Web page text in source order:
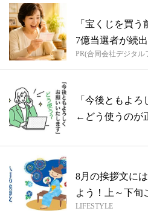
「宝くじを買う
7億当選者が続出
PR(合同会社デジタル
「今後ともよろ
←どう使うのが
8月の挨拶文に
よう！上～下旬
LIFESTYLE